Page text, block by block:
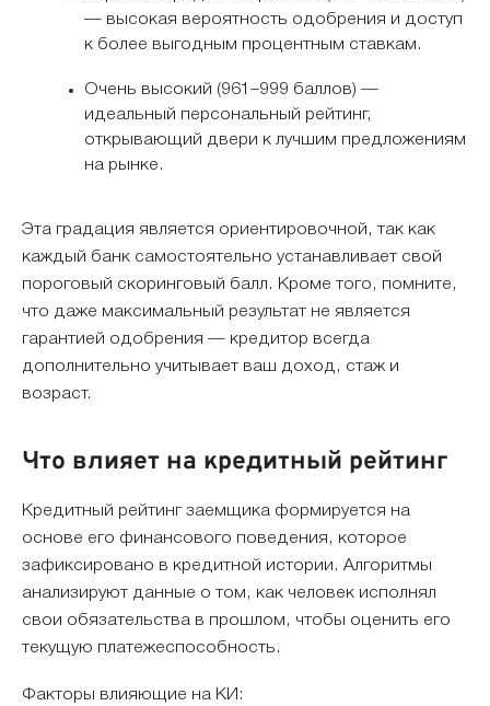
— высокая вероятность одобрения и доступ
к более выгодным процентным ставкам.
Очень высокий (961–999 баллов) —
идеальный персональный рейтинг,
открывающий двери к лучшим предложениям
на рынке.
Эта градация является ориентировочной, так как
каждый банк самостоятельно устанавливает свой
пороговый скоринговый балл. Кроме того, помните,
что даже максимальный результат не является
гарантией одобрения — кредитор всегда
дополнительно учитывает ваш доход, стаж и
возраст.
Что влияет на кредитный рейтинг
Кредитный рейтинг заемщика формируется на
основе его финансового поведения, которое
зафиксировано в кредитной истории. Алгоритмы
анализируют данные о том, как человек исполнял
свои обязательства в прошлом, чтобы оценить его
текущую платежеспособность.
Факторы влияющие на КИ: